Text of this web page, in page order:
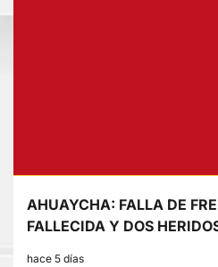
AHUAYCHA: FALLA DE
FALLECIDA Y DOS
hace 5 días